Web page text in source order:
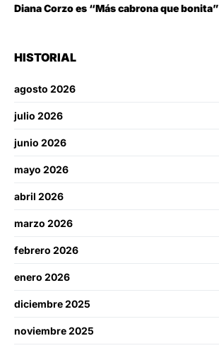
Diana Corzo es “Más cabrona que bonita”
HISTORIAL
agosto 2026
julio 2026
junio 2026
mayo 2026
abril 2026
marzo 2026
febrero 2026
enero 2026
diciembre 2025
noviembre 2025